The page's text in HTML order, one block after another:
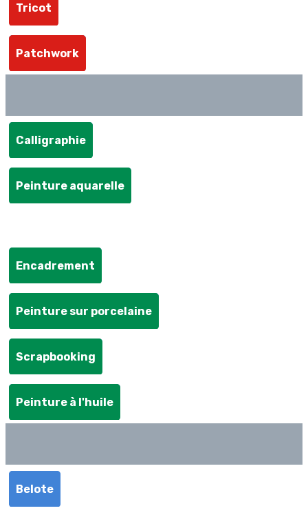
Tricot
Patchwork
Calligraphie
Peinture aquarelle
Encadrement
Peinture sur porcelaine
Scrapbooking
Peinture à l'huile
Belote